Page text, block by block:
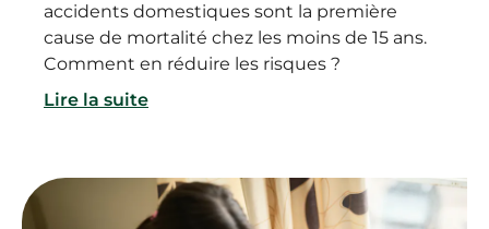
accidents domestiques sont la première
cause de mortalité chez les moins de 15 ans.
Comment en réduire les risques ?
Lire la suite